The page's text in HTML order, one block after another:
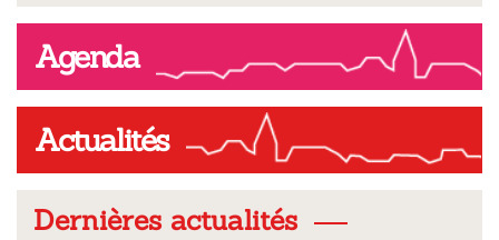
Agenda
Actualités
Dernières actualités